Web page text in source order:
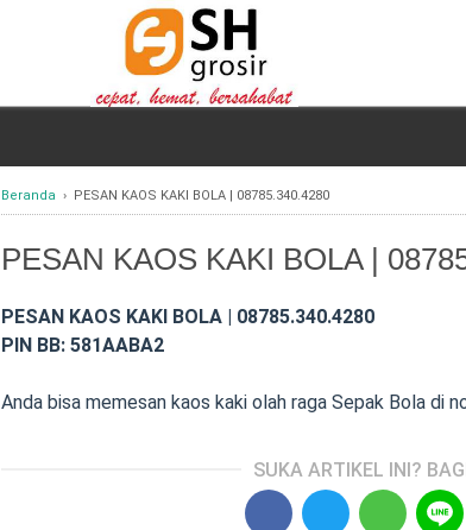
Beranda › PESAN KAOS KAKI BOLA | 08785.340.4280
PESAN KAOS KAKI BOLA |
PESAN KAOS KAKI BOLA | 08785.340.4280
PIN BB: 581AABA2
Anda bisa memesan kaos kaki olah raga Sepak Bola di
SUKA ARTIKEL INI?